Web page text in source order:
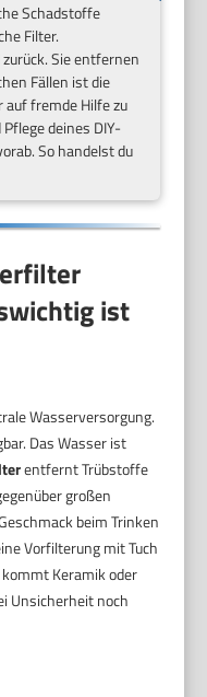
Schadstoffe
Filter.
Sie entfernen
Fällen ist die
auf fremde Hilfe zu
deines DIY-
So handelst du
ist
Wasserversorgung.
Das Wasser ist
entfernt Trübstoffe
großen
beim Trinken
Vorfilterung mit Tuch
Keramik oder
Unsicherheit noch